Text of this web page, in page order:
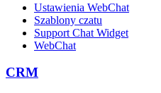
Ustawienia WebChat
Szablony czatu
Support Chat Widget
WebChat
CRM